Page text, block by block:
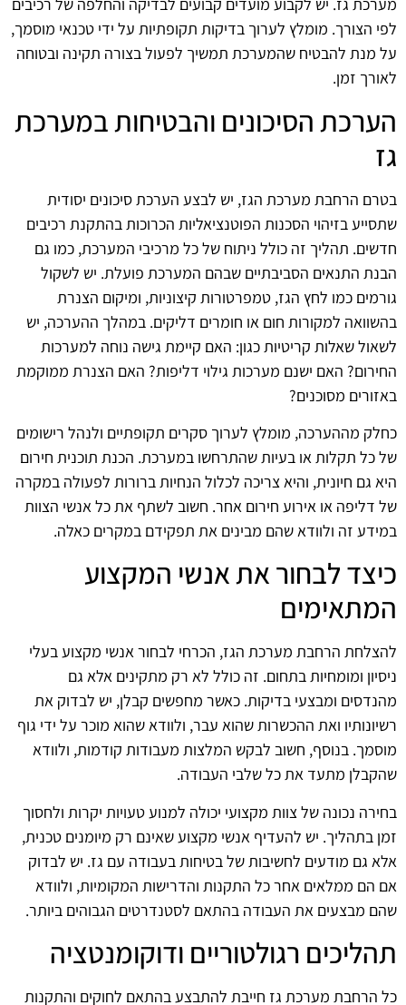
מערכת גז. יש לקבוע מועדים קבועים לבדיקה והחלפה של רכיבים
לפי הצורך. מומלץ לערוך בדיקות תקופתיות על ידי טכנאי מוסמך,
על מנת להבטיח שהמערכת תמשיך לפעול בצורה תקינה ובטוחה
לאורך זמן.
הערכת הסיכונים והבטיחות במערכת
גז
בטרם הרחבת מערכת הגז, יש לבצע הערכת סיכונים יסודית
שתסייע בזיהוי הסכנות הפוטנציאליות הכרוכות בהתקנת רכיבים
חדשים. תהליך זה כולל ניתוח של כל מרכיבי המערכת, כמו גם
הבנת התנאים הסביבתיים שבהם המערכת פועלת. יש לשקול
גורמים כמו לחץ הגז, טמפרטורות קיצוניות, ומיקום הצנרת
בהשוואה למקורות חום או חומרים דליקים. במהלך ההערכה, יש
לשאול שאלות קריטיות כגון: האם קיימת גישה נוחה למערכות
החירום? האם ישנם מערכות גילוי דליפות? האם הצנרת ממוקמת
באזורים מסוכנים?
כחלק מההערכה, מומלץ לערוך סקרים תקופתיים ולנהל רישומים
של כל תקלות או בעיות שהתרחשו במערכת. הכנת תוכנית חירום
היא גם חיונית, והיא צריכה לכלול הנחיות ברורות לפעולה במקרה
של דליפה או אירוע חירום אחר. חשוב לשתף את כל אנשי הצוות
במידע זה ולוודא שהם מבינים את תפקידם במקרים כאלה.
כיצד לבחור את אנשי המקצוע
המתאימים
להצלחת הרחבת מערכת הגז, הכרחי לבחור אנשי מקצוע בעלי
ניסיון ומומחיות בתחום. זה כולל לא רק מתקינים אלא גם
מהנדסים ומבצעי בדיקות. כאשר מחפשים קבלן, יש לבדוק את
רשיונותיו ואת ההכשרות שהוא עבר, ולוודא שהוא מוכר על ידי גוף
מוסמך. בנוסף, חשוב לבקש המלצות מעבודות קודמות, ולוודא
שהקבלן מתעד את כל שלבי העבודה.
בחירה נכונה של צוות מקצועי יכולה למנוע טעויות יקרות ולחסוך
זמן בתהליך. יש להעדיף אנשי מקצוע שאינם רק מיומנים טכנית,
אלא גם מודעים לחשיבות של בטיחות בעבודה עם גז. יש לבדוק
אם הם ממלאים אחר כל התקנות והדרישות המקומיות, ולוודא
שהם מבצעים את העבודה בהתאם לסטנדרטים הגבוהים ביותר.
תהליכים רגולטוריים ודוקומנטציה
כל הרחבת מערכת גז חייבת להתבצע בהתאם לחוקים והתקנות